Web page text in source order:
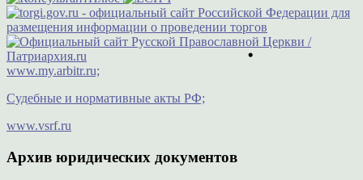
www.my.arbitr.ru;
Судебные и нормативные акты РФ;
www.vsrf.ru
Архив юридических документов